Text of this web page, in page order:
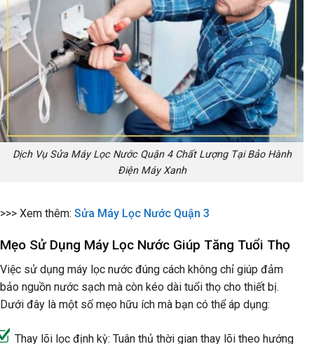
Dịch Vụ Sửa Máy Lọc Nước Quận 4 Chất Lượng Tại Bảo Hành
Điện Máy Xanh
>>> Xem thêm: Sửa Máy Lọc Nước Quận 3
Mẹo Sử Dụng Máy Lọc Nước Giúp Tăng Tuổi Thọ
Việc sử dụng máy lọc nước đúng cách không chỉ giúp đảm
bảo nguồn nước sạch mà còn kéo dài tuổi thọ cho thiết bị.
Dưới đây là một số mẹo hữu ích mà bạn có thể áp dụng:
Thay lõi lọc định kỳ: Tuân thủ thời gian thay lõi theo hướng